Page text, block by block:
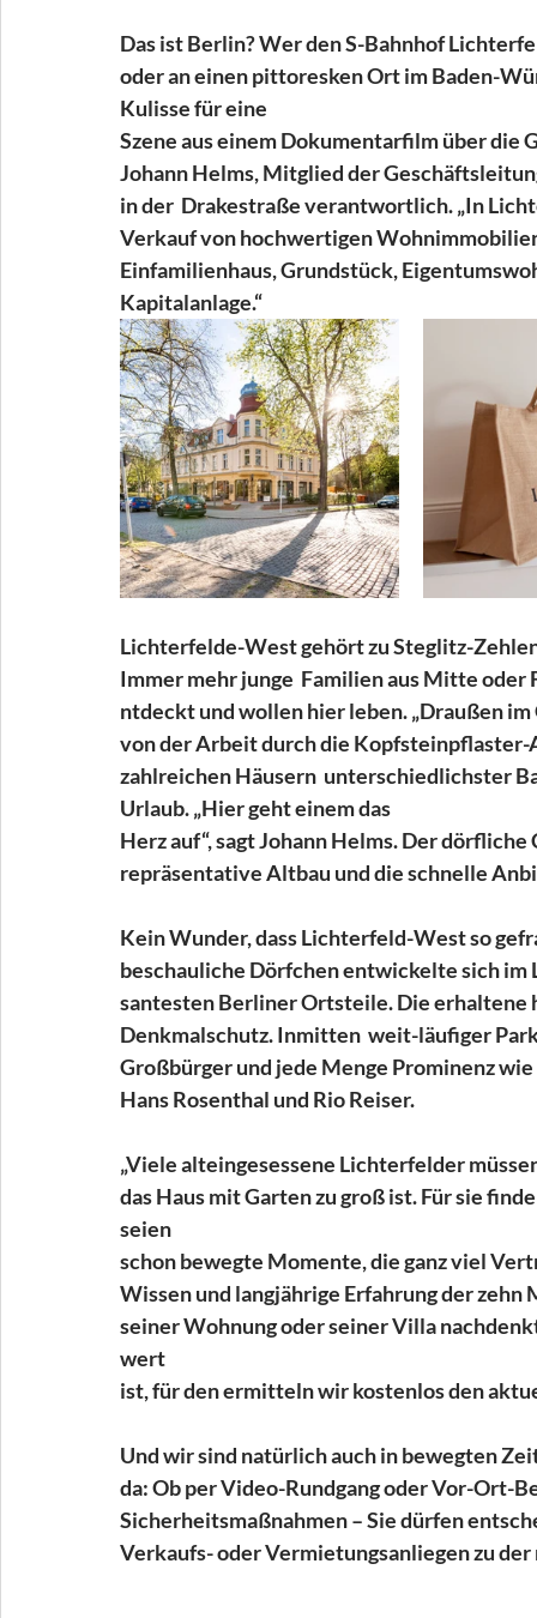
Das ist Berlin? Wer den S-Bahnhof
oder an einen pittoresken Ort im Baden-
Kulisse für eine
Szene aus einem Dokumentarfilm über
Johann Helms, Mitglied der
in der  Drakestraße verantwortlich. „In
Verkauf von hochwertigen
Einfamilienhaus, Grundstück,
Kapitalanlage.“
Lichterfelde-West gehört zu Steglitz-
Immer mehr junge  Familien aus Mitte
ntdeckt und wollen hier leben. „Draußen
von der Arbeit durch die
zahlreichen Häusern  unterschiedlichster
Urlaub. „Hier geht einem das
Herz auf“, sagt Johann Helms. Der
repräsentative Altbau und die schnelle
Kein Wunder, dass Lichterfeld-West so
beschauliche Dörfchen entwickelte sich im
santesten Berliner Ortsteile. Die
Denkmalschutz. Inmitten  weit-läufiger
Großbürger und jede Menge Prominenz
Hans Rosenthal und Rio Reiser.
„Viele alteingesessene Lichterfelder
das Haus mit Garten zu groß ist. Für sie
seien
schon bewegte Momente, die ganz viel
Wissen und langjährige Erfahrung der
seiner Wohnung oder seiner Villa
wert
ist, für den ermitteln wir kostenlos den
Und wir sind natürlich auch in bewegten
da: Ob per Video-Rundgang oder Vor-Ort-
Sicherheitsmaßnahmen – Sie dürfen
Verkaufs- oder Vermietungsanliegen zu